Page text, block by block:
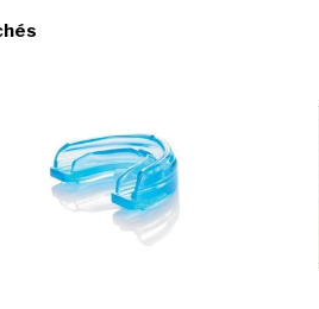
Trié